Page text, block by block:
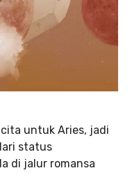
untuk Aries, jadi
status
di jalur romansa